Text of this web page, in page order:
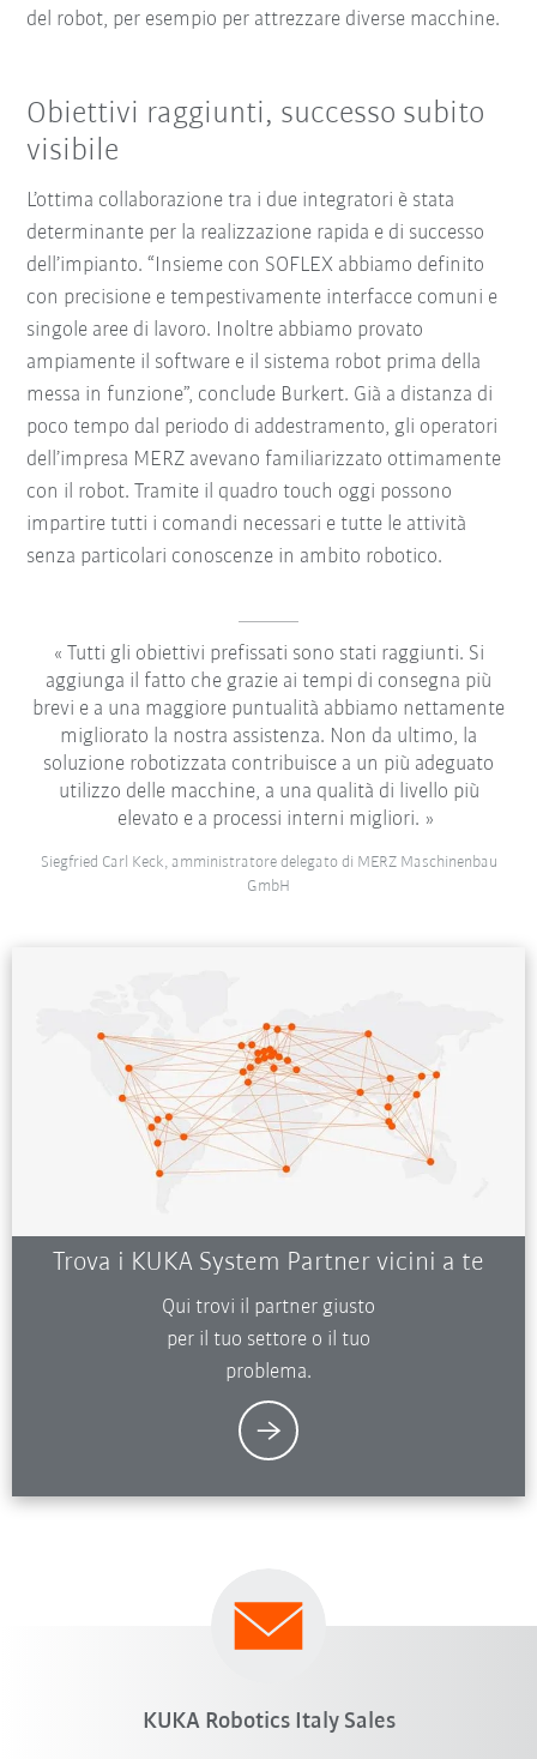
del robot, per esempio per attrezzare diverse macchine.
Obiettivi raggiunti, successo subito
visibile
L’ottima collaborazione tra i due integratori è stata
determinante per la realizzazione rapida e di successo
dell’impianto. “Insieme con SOFLEX abbiamo definito
con precisione e tempestivamente interfacce comuni e
singole aree di lavoro. Inoltre abbiamo provato
ampiamente il software e il sistema robot prima della
messa in funzione”, conclude Burkert. Già a distanza di
poco tempo dal periodo di addestramento, gli operatori
dell’impresa MERZ avevano familiarizzato ottimamente
con il robot. Tramite il quadro touch oggi possono
impartire tutti i comandi necessari e tutte le attività
senza particolari conoscenze in ambito robotico.
Tutti gli obiettivi prefissati sono stati raggiunti. Si
aggiunga il fatto che grazie ai tempi di consegna più
brevi e a una maggiore puntualità abbiamo nettamente
migliorato la nostra assistenza. Non da ultimo, la
soluzione robotizzata contribuisce a un più adeguato
utilizzo delle macchine, a una qualità di livello più
elevato e a processi interni migliori.
Siegfried Carl Keck, amministratore delegato di MERZ Maschinenbau
GmbH
Trova i KUKA System Partner vicini a te
Qui trovi il partner giusto
per il tuo settore o il tuo
problema.
KUKA Robotics Italy Sales